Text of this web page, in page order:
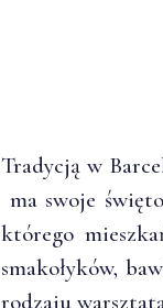
Tradycją w
ma swoje
którego
smakołyków,
rodzaju